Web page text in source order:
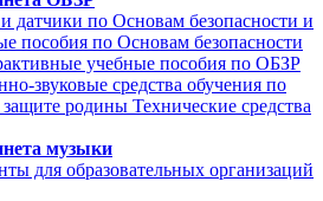
датчики по Основам безопасности и
пособия по Основам безопасности
учебные пособия по ОБЗР
звуковые средства обучения по
защите родины Технические средства
музыки
для образовательных организаций